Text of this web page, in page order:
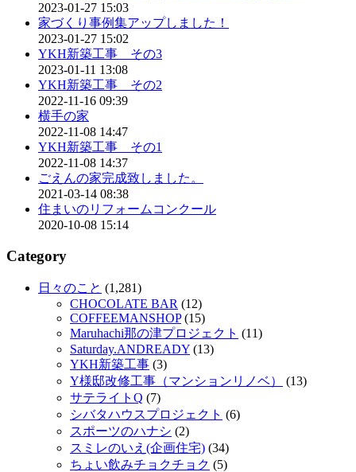
2023-01-27 15:03
家づくり事例集アップしました！
2023-01-27 15:02
YKH新築工事 その3
2023-01-11 13:08
YKH新築工事 その2
2022-11-16 09:39
横手の家
2022-11-08 14:47
YKH新築工事 その1
2022-11-08 14:37
ごえんの家完成致しました。
2021-03-14 08:38
住まいのリフォームコンクール
2020-10-08 15:14
Category
日々のこと (1,281)
CHOCOLATE BAR (12)
COFFEEMANSHOP(15)
Maruhachi那の津プロジェクト (11)
Saturday.ANDREADY (13)
YKH新築工事 (3)
Y様邸改修工事（マンションリノベ）
(13)
サテライトQ (7)
シバタハウスプロジェクト (6)
スポーツのハナシ (2)
スミレのいえ(企画住宅) (34)
ちょい飲みチョクチョク (5)